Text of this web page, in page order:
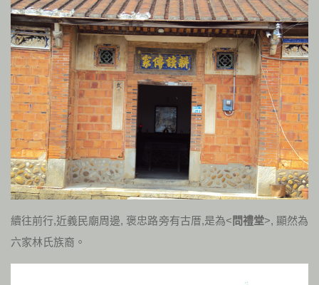
續往前行,近義民廟周邊, 褒忠路旁有古厝,是為< 問禮堂>, 顯然為
六家林氏族裔。